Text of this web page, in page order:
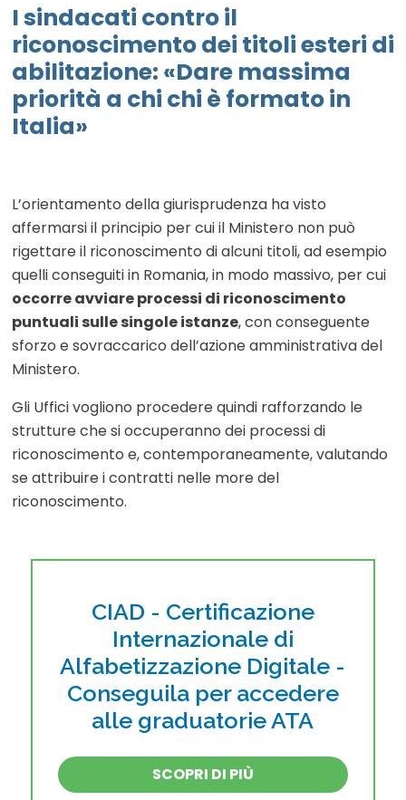
I sindacati contro il
riconoscimento dei titoli esteri di
abilitazione: «Dare massima
priorità a chi chi è formato in
Italia»
L’orientamento della giurisprudenza ha visto
affermarsi il principio per cui il Ministero non può
rigettare il riconoscimento di alcuni titoli, ad esempio
quelli conseguiti in Romania, in modo massivo, per cui
occorre avviare processi di riconoscimento
puntuali sulle singole istanze, con conseguente
sforzo e sovraccarico dell’azione amministrativa del
Ministero.
Gli Uffici vogliono procedere quindi rafforzando le
strutture che si occuperanno dei processi di
riconoscimento e, contemporaneamente, valutando
se attribuire i contratti nelle more del
riconoscimento.
CIAD - Certificazione
Internazionale di
Alfabetizzazione Digitale -
Conseguila per accedere
alle graduatorie ATA
SCOPRI DI PIÙ